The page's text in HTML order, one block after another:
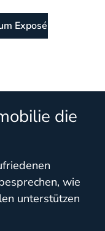
Exposé
die
wie
unterstützen